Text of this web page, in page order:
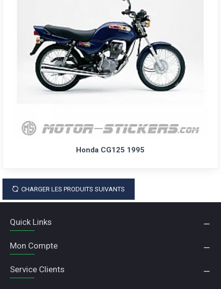
Honda CG125 1995
CHARGER LES PRODUITS SUIVANTS
Quick Links
Mon Compte
Service Clients